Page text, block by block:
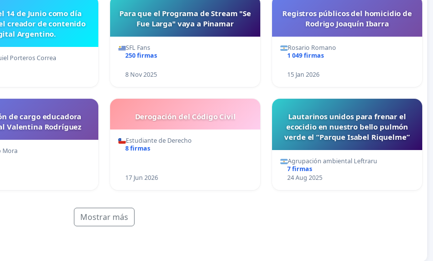
14 de Junio como día
creador de contenido
Argentino.
Porteros Correa
Para que el Programa de Stream "Se
Fue Larga" vaya a Pinamar
SFL Fans
250 firmas
8 Nov 2025
Registros públicos del homicidio de
Rodrigo Joaquín Ibarra
Rosario Romano
1 049 firmas
15 Jan 2026
de cargo educadora
Valentina Rodríguez
Mora
Derogación del Código Civil
Estudiante de Derecho
8 firmas
17 Jun 2026
Lautarinos unidos para frenar el
ecocidio en nuestro bello pulmón
verde el “Parque Isabel Riquelme”
Agrupación ambiental Leftraru
7 firmas
24 Aug 2025
Mostrar más